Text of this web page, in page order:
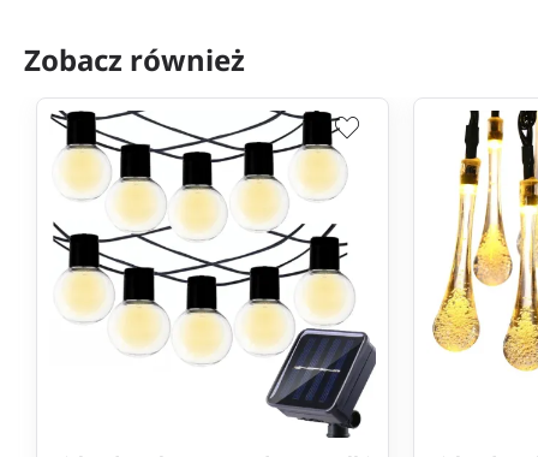
Zobacz również